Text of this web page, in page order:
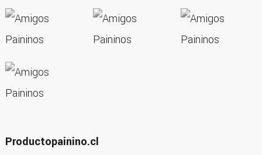
Productopainino.cl